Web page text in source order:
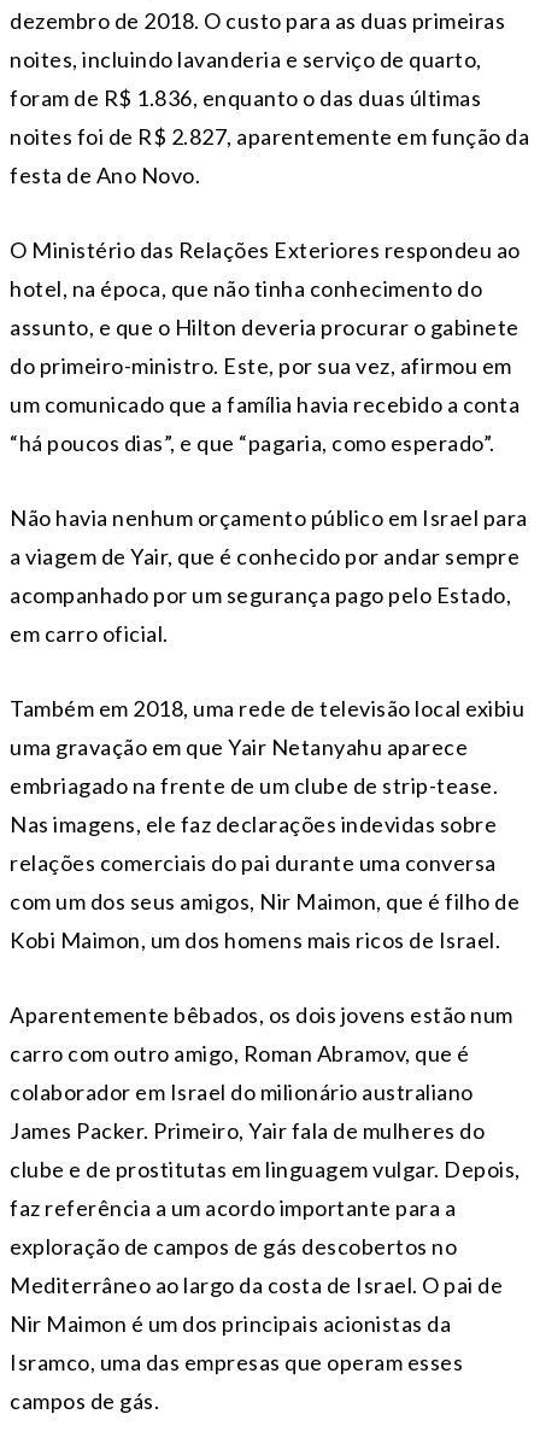
dezembro de 2018. O custo para as duas primeiras
noites, incluindo lavanderia e serviço de quarto,
foram de R$ 1.836, enquanto o das duas últimas
noites foi de R$ 2.827, aparentemente em função da
festa de Ano Novo.
O Ministério das Relações Exteriores respondeu ao
hotel, na época, que não tinha conhecimento do
assunto, e que o Hilton deveria procurar o gabinete
do primeiro-ministro. Este, por sua vez, afirmou em
um comunicado que a família havia recebido a conta
“há poucos dias”, e que “pagaria, como esperado”.
Não havia nenhum orçamento público em Israel para
a viagem de Yair, que é conhecido por andar sempre
acompanhado por um segurança pago pelo Estado,
em carro oficial.
Também em 2018, uma rede de televisão local exibiu
uma gravação em que Yair Netanyahu aparece
embriagado na frente de um clube de strip-tease.
Nas imagens, ele faz declarações indevidas sobre
relações comerciais do pai durante uma conversa
com um dos seus amigos, Nir Maimon, que é filho de
Kobi Maimon, um dos homens mais ricos de Israel.
Aparentemente bêbados, os dois jovens estão num
carro com outro amigo, Roman Abramov, que é
colaborador em Israel do milionário australiano
James Packer. Primeiro, Yair fala de mulheres do
clube e de prostitutas em linguagem vulgar. Depois,
faz referência a um acordo importante para a
exploração de campos de gás descobertos no
Mediterrâneo ao largo da costa de Israel. O pai de
Nir Maimon é um dos principais acionistas da
Isramco, uma das empresas que operam esses
campos de gás.